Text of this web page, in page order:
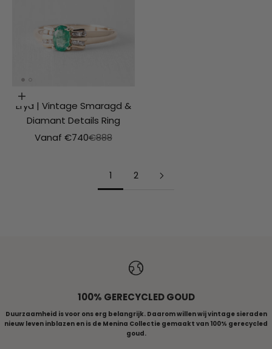
Opties kiezen
Erya | Vintage Smaragd &
Diamant Details Ring
Aanbiedingsprijs
Vanaf €740Normale prijs
€888
1 2
100% GERECYCLED GOUD
Duurzaamheid is voor ons erg belangrijk. Daarom willen wij vintage sieraden
nieuw leven inblazen en is de Menina Collectie gemaakt van 100% gerecycled
goud.